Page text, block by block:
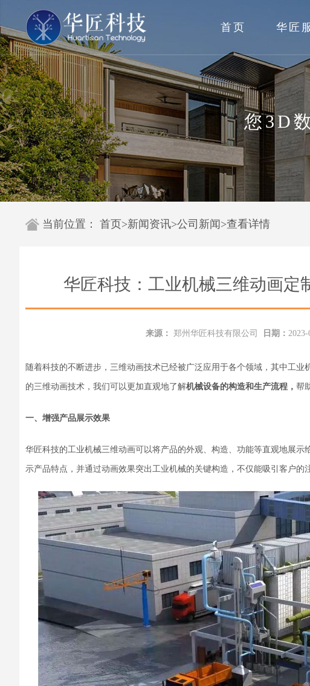
首页 华匠
您3D
当前位置： 首页>新闻资讯>公司新闻 >查看详情
华匠科技：工业机械三维动画定
来源： 郑州华匠科技有限公司 日期： 2023-
随着科技的不断进步，三维动画技术已经被广泛应用于各个领域，其中工业
的三维动画技术，我们可以更加直观地了解机械设备的构造和生产流程， 帮
一、增强产品展示效果
华匠科技的工业机械三维动画可以将产品的外观、构造、功能等直观地展
示产品特点，并通过动画效果突出工业机械的关键构造，不仅能吸引客户的